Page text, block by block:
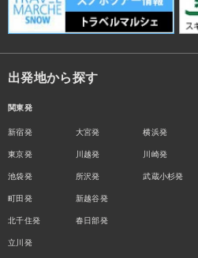
出発地から探す
関東発
新宿発
東京発
池袋発
町田発
北千住発
立川発
大宮発
川越発
所沢発
新越谷発
春日部発
横浜発
川崎発
武蔵小杉発